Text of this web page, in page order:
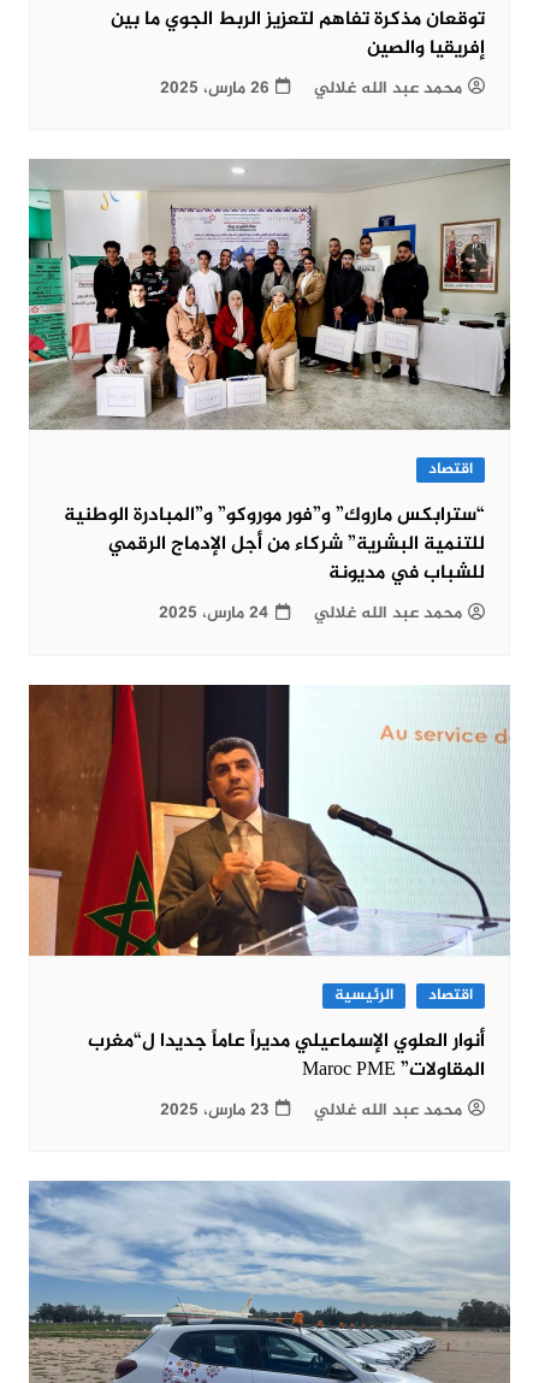
توقعان مذكرة تفاهم لتعزيز الربط الجوي ما بين
إفريقيا والصين
محمد عبد الله غلالي 26 مارس، 2025
اقتصاد
“سترابكس ماروك” و”فور موروكو” و”المبادرة الوطنية
للتنمية البشرية” شركاء من أجل الإدماج الرقمي
للشباب في مديونة
محمد عبد الله غلالي 24 مارس، 2025
اقتصاد الرئيسية
أنوار العلوي الإسماعيلي مديراً عاماً جديدا ل“مغرب
المقاولات” Maroc PME
محمد عبد الله غلالي 23 مارس، 2025